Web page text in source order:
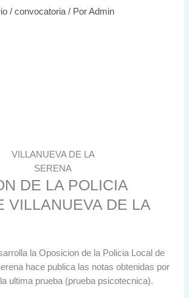
/convocatoria/ PorAdmin
VILLANUEVA DE LA
SERENA
DE LA POLICIA
VILLANUEVA DE LA
la Oposicion de la Policia Local de
hace publica las notas obtenidas por
ultima prueba (prueba psicotecnica).